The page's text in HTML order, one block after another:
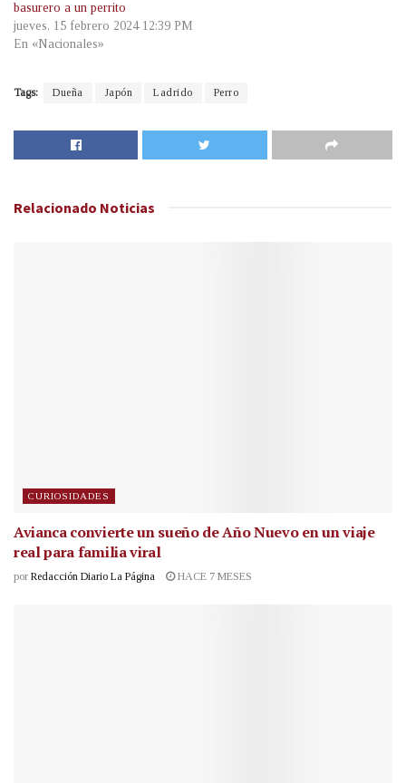
basurero a un perrito
jueves, 15 febrero 2024 12:39 PM
En «Nacionales»
Tags: Dueña Japón Ladrido Perro
Relacionado Noticias
CURIOSIDADES
Avianca convierte un sueño de Año Nuevo en un viaje
real para familia viral
por Redacción Diario La Página HACE 7 MESES